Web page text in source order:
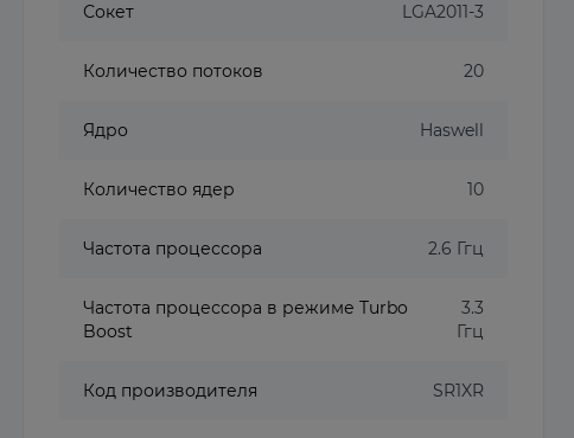
Сокет LGA2011-3
Количество потоков 20
Ядро Haswell
Количество ядер 10
Частота процессора 2.6 Ггц
Частота процессора в режиме Turbo
Boost
3.3
Ггц
Код производителя SR1XR